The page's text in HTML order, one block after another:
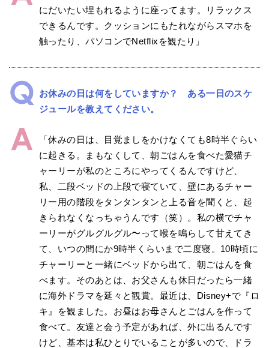
にだいたい埋もれるように座ってます。リラックス
できるんです。クッションにもたれながらスマホを
触ったり、パソコンでNetflixを観たり」
お休みの日は何をしていますか？ ある一日のスケ
ジュールを教えてください。
「休みの日は、目覚ましをかけなくても8時半ぐらい
に起きる。まもなくして、朝ごはんを食べた愛猫チ
ャーリーが私のところにやってくるんですけど、
私、二段ベッドの上段で寝ていて、壁にあるチャー
リー用の階段をタンタンタンと上る音を聞くと、起
きられなくなっちゃうんです（笑）。私の横でチャ
ーリーがグルグルグル〜って喉を鳴らして甘えてき
て、いつの間にか9時半くらいまで二度寝。10時頃に
チャーリーと一緒にベッドから出て、朝ごはんを食
べます。そのあとは、お父さんも休日だったら一緒
に海外ドラマを延々と観賞。最近は、Disney+で『ロ
キ』を観ました。お昼はお母さんとごはんを作って
食べて。友達と会う予定があれば、外に出るんです
けど、基本は私ひとりでいることが多いので、ドラ